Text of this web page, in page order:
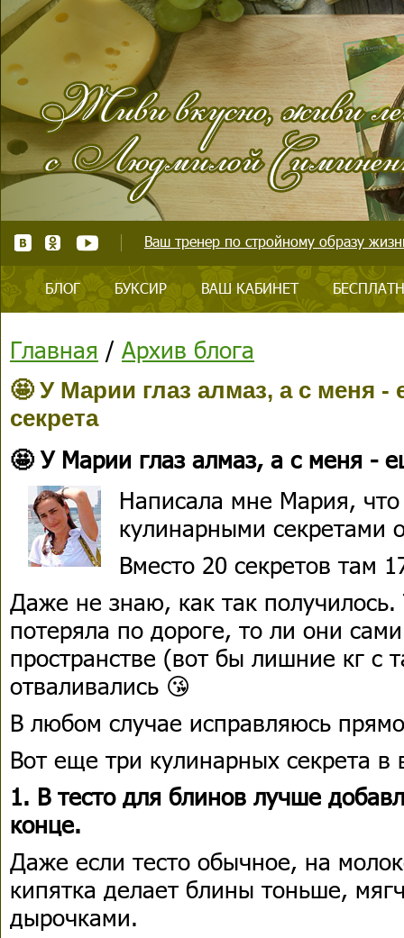
Ваш тренер по стройному образу
БЛОГ БУКСИР ВАШ КАБИНЕТ
Главная / Архив блога
🤩 У Марии глаз алмаз, а с меня
секрета
🤩 У Марии глаз алмаз, а с меня -
Написала мне Мария,
кулинарными секретами
Вместо 20 секретов там
Даже не знаю, как так получилось.
потеряла по дороге, то ли они
пространстве (вот бы лишние кг с
отваливались 😘
В любом случае исправляюсь
Вот еще три кулинарных секрета в
1. В тесто для блинов лучше
конце.
Даже если тесто обычное, на
кипятка делает блины тоньше,
дырочками.